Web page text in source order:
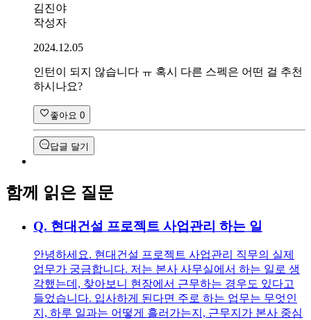
김진야
작성자
2024.12.05
인턴이 되지 않습니다 ㅠ 혹시 다른 스펙은 어떤 걸 추천
하시나요?
좋아요 0
답글 달기
함께 읽은 질문
Q. 현대건설 프로젝트 사업관리 하는 일
안녕하세요. 현대건설 프로젝트 사업관리 직무의 실제
업무가 궁금합니다. 저는 본사 사무실에서 하는 일로 생
각했는데, 찾아보니 현장에서 근무하는 경우도 있다고
들었습니다. 입사하게 된다면 주로 하는 업무는 무엇인
지, 하루 일과는 어떻게 흘러가는지, 근무지가 본사 중심